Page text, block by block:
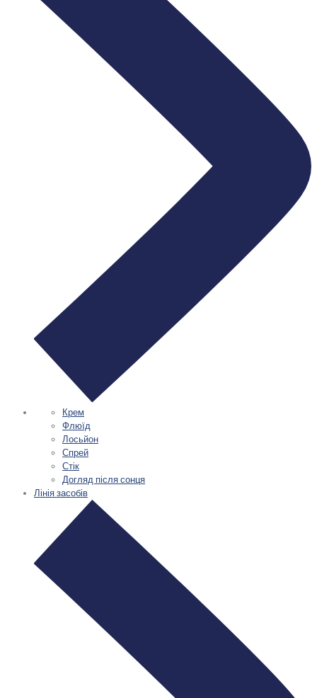
Крем
Флюїд
Лосьйон
Спрей
Стік
Догляд після сонця
Лінія засобів